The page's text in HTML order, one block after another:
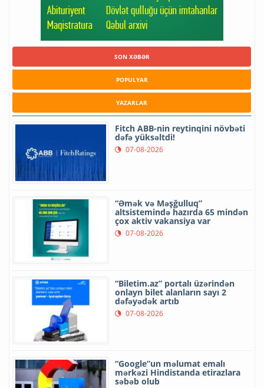
SON XƏBƏR
POPULYAR
YAZARLAR
Fitch ABB-nin reytinqini növbəti
dəfə yüksəltdi!
07-08-2026
“Əmək və Məşğulluq”
altsistemində hazırda 65 mindən
çox aktiv vakansiya var
07-08-2026
“Biletim.az” portalı üzərindən
onlayn bilet alanların sayı 2
dəfəyədək artıb
07-08-2026
“Google”un məlumat emalı
mərkəzi Hindistanda etirazlara
səbəb olub